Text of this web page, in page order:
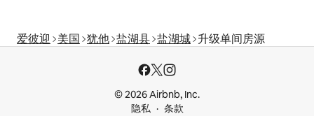
爱彼迎 美国 犹他 盐湖县 盐湖城 升级单间房源
© 2026 Airbnb, Inc.
隐私
条款